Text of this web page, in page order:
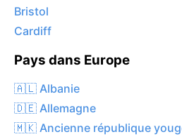
Bristol
Cardiff
Pays dans Europe
🇦🇱 Albanie
🇩🇪 Allemagne
🇲🇰 Ancienne république